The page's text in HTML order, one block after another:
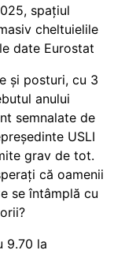
spațiul
cheltuielile
date Eurostat
și posturi, cu 3
anului
semnalate de
USLI
grav de tot.
că oamenii
se întâmplă cu
9.70 la